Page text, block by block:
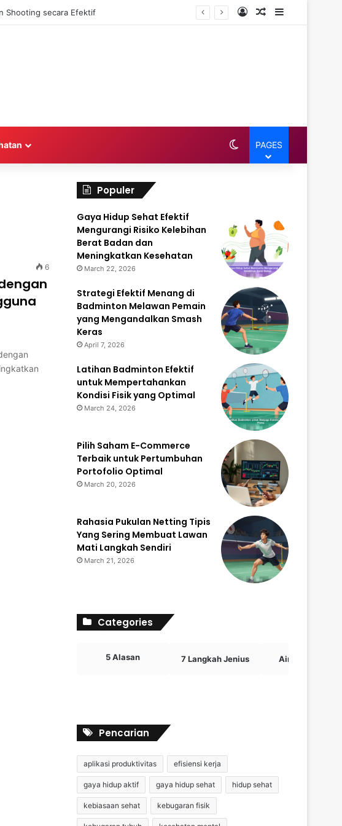
Shooting secara Efektif Log InRandom Article
Sidebar
Switch skin
PAGES
6
Populer
Gaya Hidup Sehat Efektif
Mengurangi Risiko Kelebihan
Berat Badan dan
Meningkatkan Kesehatan
March 22, 2026
Strategi Efektif Menang di
Badminton Melawan Pemain
yang Mengandalkan Smash
Keras
April 7, 2026
Latihan Badminton Efektif
untuk Mempertahankan
Kondisi Fisik yang Optimal
March 24, 2026
Pilih Saham E-Commerce
Terbaik untuk Pertumbuhan
Portofolio Optimal
March 20, 2026
Rahasia Pukulan Netting Tipis
Yang Sering Membuat Lawan
Mati Langkah Sendiri
March 21, 2026
Categories
5 Alasan 7 Langkah Jenius Airdrop Crypto
Pencarian
aplikasi produktivitas efisiensi kerja
gaya hidup aktif gaya hidup sehat hidup sehat
kebiasaan sehat kebugaran fisik